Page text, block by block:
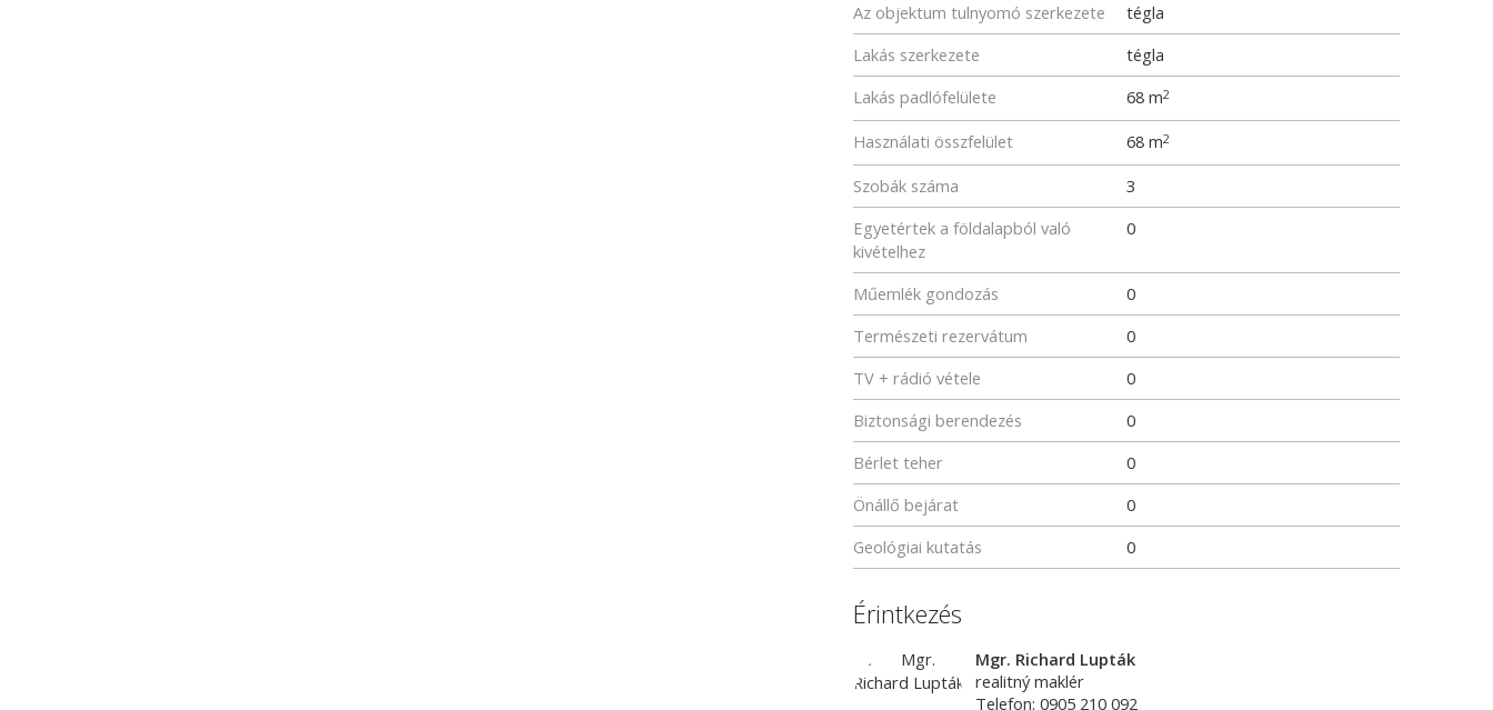
Az objektum tulnyomó szerkezete
tégla
Lakás szerkezete
tégla
Lakás padlófelülete
68 m2
Használati összfelület 68 m2
Szobák száma
3
Egyetértek a földalapból való
kivételhez
0
Műemlék gondozás
0
Természeti rezervátum
0
TV + rádió vétele
0
Biztonsági berendezés
0
Bérlet teher
0
Önállő bejárat
0
Geológiai kutatás
0
Érintkezés
Mgr. Richard Lupták
realitný maklér
Telefon: 0905 210 092